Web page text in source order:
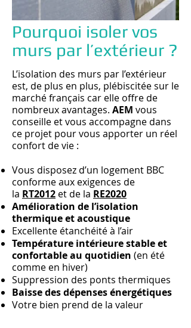
Pourquoi isoler vos
murs par l’extérieur ?
L’isolation des murs par l’extérieur
est, de plus en plus, plébiscitée sur le
marché français car elle offre de
nombreux avantages. AEM vous
conseille et vous accompagne dans
ce projet pour vous apporter un réel
confort de vie :
Vous disposez d’un logement BBC
conforme aux exigences de
la RT2012 et de la RE2020
Amélioration de l’isolation
thermique et acoustique
Excellente étanchéité à l’air
Température intérieure stable et
confortable au quotidien (en été
comme en hiver)
Suppression des ponts thermiques
Baisse des dépenses énergétiques
Votre bien prend de la valeur